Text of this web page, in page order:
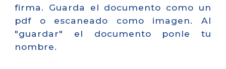
firma. Guarda el documento como un
pdf o escaneado como imagen. Al
"guardar" el documento ponle tu
nombre.